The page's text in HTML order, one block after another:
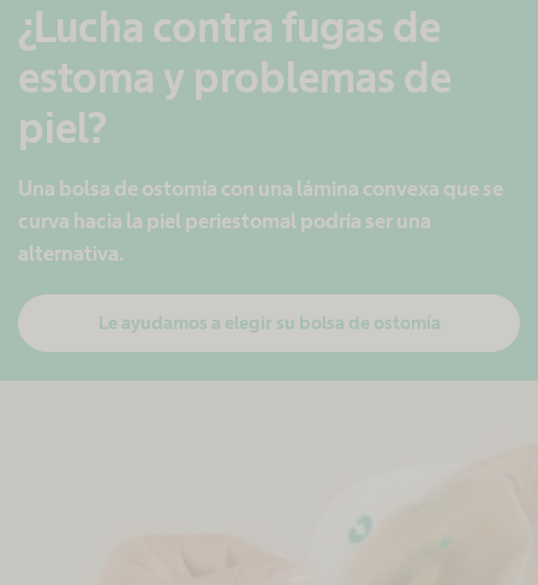
¿Lucha contra fugas de
estoma y problemas de
piel?
Una bolsa de ostomía con una lámina convexa que se
curva hacia la piel periestomal podría ser una
alternativa.
Le ayudamos a elegir su bolsa de ostomía